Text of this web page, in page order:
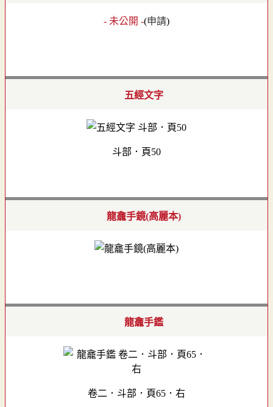
- 未公開 -(申請)
五經文字
斗部．頁50
龍龕手鏡(高麗本)
龍龕手鑑
卷二．斗部．頁65．右